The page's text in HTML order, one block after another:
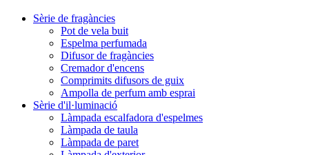
Sèrie de fragàncies
Pot de vela buit
Espelma perfumada
Difusor de fragàncies
Cremador d'encens
Comprimits difusors de guix
Ampolla de perfum amb esprai
Sèrie d'il·luminació
Làmpada escalfadora d'espelmes
Làmpada de taula
Làmpada de paret